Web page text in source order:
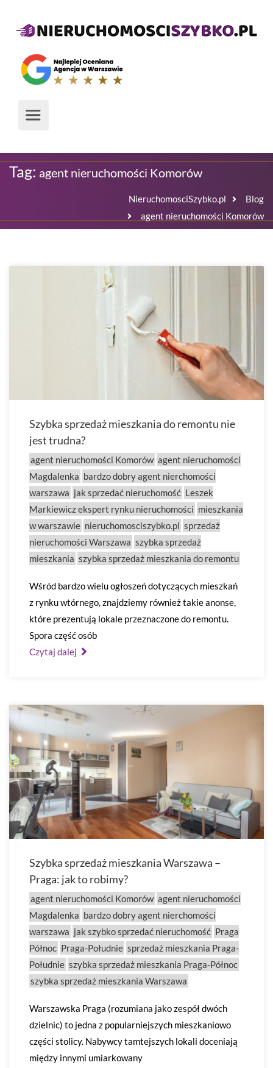
Tag: agent nieruchomości Komorów
NieruchomosciSzybko.pl
Blog
agent nieruchomości Komorów
Szybka sprzedaż mieszkania do remontu nie
jest trudna?
agent nieruchomości Komorów agent nieruchomości
Magdalenka bardzo dobry agent nierchomości
warszawa jak sprzedać nieruchomość Leszek
Markiewicz ekspert rynku nieruchomości mieszkania
w warszawie nieruchomosciszybko.pl sprzedaż
nieruchomości Warszawa szybka sprzedaż
mieszkania szybka sprzedaż mieszkania do remontu
Wśród bardzo wielu ogłoszeń dotyczących mieszkań
z rynku wtórnego, znajdziemy również takie anonse,
które prezentują lokale przeznaczone do remontu.
Spora część osób
Czytaj dalej
Szybka sprzedaż mieszkania Warszawa –
Praga: jak to robimy?
agent nieruchomości Komorów agent nieruchomości
Magdalenka bardzo dobry agent nierchomości
warszawa jak szybko sprzedać nieruchomość Praga
Północ Praga-Południe sprzedaż mieszkania Praga-
Południe szybka sprzedaż mieszkania Praga-Północ
szybka sprzedaż mieszkania Warszawa
Warszawska Praga (rozumiana jako zespół dwóch
dzielnic) to jedna z popularniejszych mieszkaniowo
części stolicy. Nabywcy tamtejszych lokali doceniają
między innymi umiarkowany